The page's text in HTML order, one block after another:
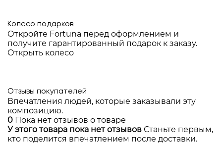
Колесо подарков
Откройте Fortuna перед оформлением и
получите гарантированный подарок к заказу.
Открыть колесо
Отзывы покупателей
Впечатления людей, которые заказывали эту
композицию.
0 Пока нет отзывов о товаре
У этого товара пока нет отзывов Станьте первым,
кто поделится впечатлением после доставки.